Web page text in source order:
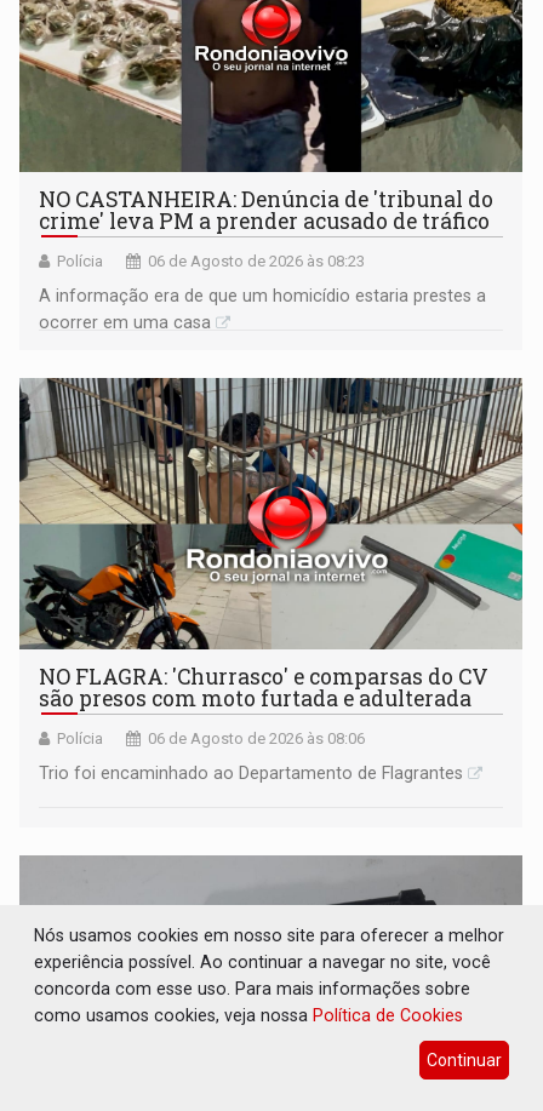
NO CASTANHEIRA: ​Denúncia de 'tribunal do
crime' leva PM a prender acusado de tráfico
Polícia 06 de Agosto de 2026 às 08:23
A informação era de que um homicídio estaria prestes a
ocorrer em uma casa
NO FLAGRA: 'Churrasco' e comparsas do CV
são presos com moto furtada e adulterada
Polícia 06 de Agosto de 2026 às 08:06
Trio foi encaminhado ao Departamento de Flagrantes
Nós usamos cookies em nosso site para oferecer a melhor
experiência possível. Ao continuar a navegar no site, você
concorda com esse uso. Para mais informações sobre
como usamos cookies, veja nossa Política de Cookies
Continuar